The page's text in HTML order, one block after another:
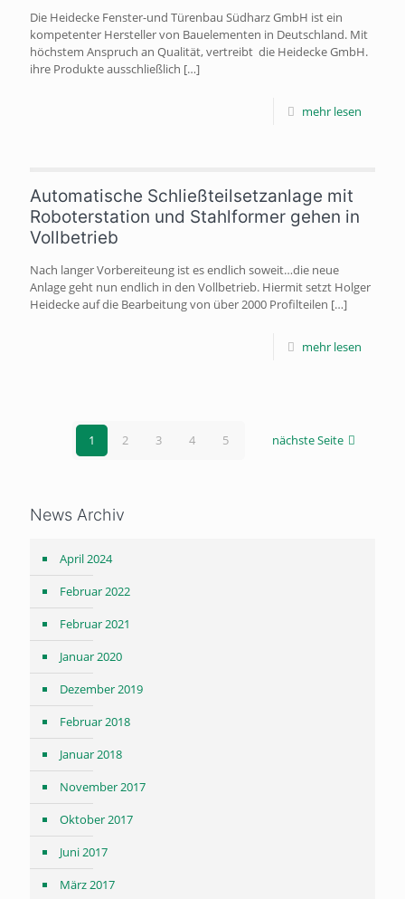
Die Heidecke Fenster-und Türenbau Südharz GmbH ist ein
kompetenter Hersteller von Bauelementen in Deutschland. Mit
höchstem Anspruch an Qualität, vertreibt die Heidecke GmbH.
ihre Produkte ausschließlich […]
mehr lesen
Automatische Schließteilsetzanlage mit
Roboterstation und Stahlformer gehen in
Vollbetrieb
Nach langer Vorbereiteung ist es endlich soweit…die neue
Anlage geht nun endlich in den Vollbetrieb. Hiermit setzt Holger
Heidecke auf die Bearbeitung von über 2000 Profilteilen […]
mehr lesen
1 2 3 4 5 nächste Seite
News Archiv
April 2024
Februar 2022
Februar 2021
Januar 2020
Dezember 2019
Februar 2018
Januar 2018
November 2017
Oktober 2017
Juni 2017
März 2017